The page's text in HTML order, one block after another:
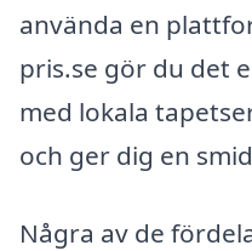
använda en
pris.se gör du det
med lokala
och ger dig en
Några av de